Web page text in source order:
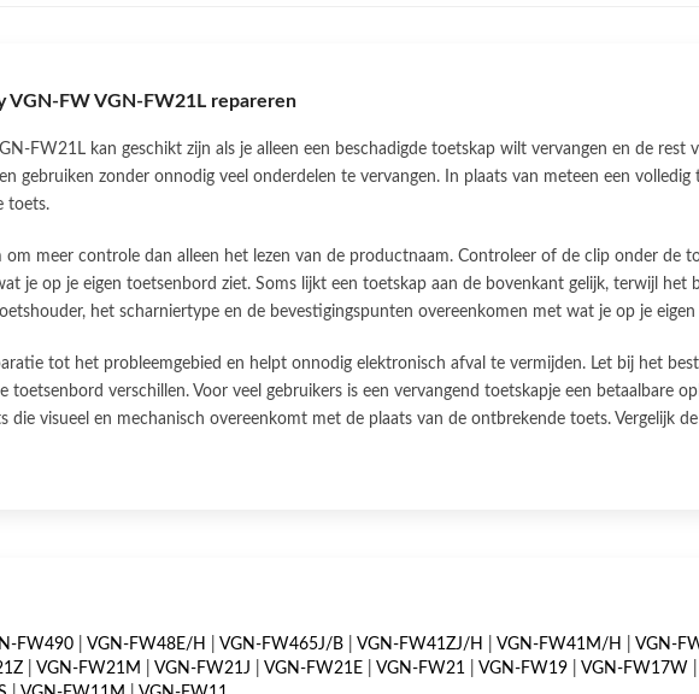
VGN-FW VGN-FW21L repareren
FW21L kan geschikt zijn als je alleen een beschadigde toetskap wilt vervangen en de
gebruiken zonder onnodig veel onderdelen te vervangen. In plaats van meteen een
toets.
om meer controle dan alleen het lezen van de productnaam. Controleer of de clip onder de
je op je eigen toetsenbord ziet. Soms lijkt een toetskap aan de bovenkant gelijk, terwijl het
het scharniertype en de bevestigingspunten overeenkomen met wat je op je
tot het probleemgebied en helpt onnodig elektronisch afval te vermijden. Let bij het
verschillen. Voor veel gebruikers is een vervangend toetskapje een betaalbare
die visueel en mechanisch overeenkomt met de plaats van de ontbrekende toets. Vergelijk
FW490 |VGN-FW48E/H |VGN-FW465J/B |VGN-FW41ZJ/H |VGN-FW41M/H |VGN-
|VGN-FW21M |VGN-FW21J |VGN-FW21E |VGN-FW21 |VGN-FW19 |VGN-FW17W